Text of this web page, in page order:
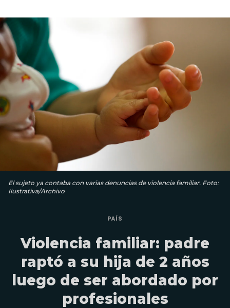
El sujeto ya contaba con varias denuncias de violencia familiar. Foto:
Ilustrativa/Archivo
PAÍS
Violencia familiar: padre
raptó a su hija de 2 años
luego de ser abordado por
profesionales